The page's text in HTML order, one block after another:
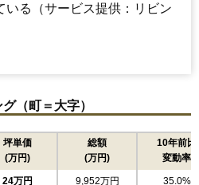
いる（サービス提供：リビン
（町＝大字）
坪単価
(万円)
総額
(万円)
10年前比
変動率
24万円 9,952万円 35.0%